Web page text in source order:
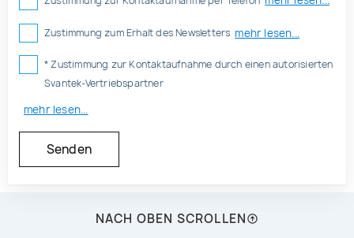
Zustimmung zum Erhalt des Newsletters mehr lesen...
* Zustimmung zur Kontaktaufnahme durch einen autorisierten
Svantek-Vertriebspartner
mehr lesen...
NACH OBEN SCROLLEN